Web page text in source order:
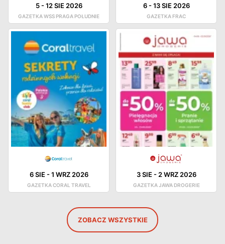
5-12 SIE 2026
GAZETKA WSS PRAGA POŁUDNIE
6-13 SIE 2026
GAZETKA FRAC
6 SIE -1 WRZ 2026
GAZETKA CORAL TRAVEL
3 SIE - 2 WRZ 2026
GAZETKA JAWA DROGERIE
ZOBACZ WSZYSTKIE